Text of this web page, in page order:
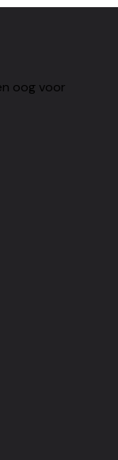
oog voor